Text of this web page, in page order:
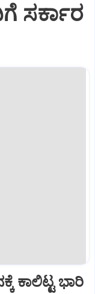
ಸರ್ಕಾರ
ಕಾಲಿಟ್ಟ ಭಾರಿ